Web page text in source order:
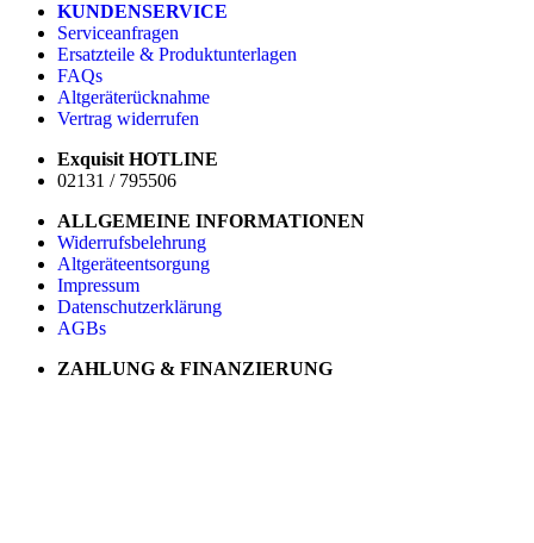
KUNDENSERVICE
Serviceanfragen
Ersatzteile & Produktunterlagen
FAQs
Altgeräterücknahme
Vertrag widerrufen
Exquisit HOTLINE
02131 / 795506
ALLGEMEINE INFORMATIONEN
Widerrufsbelehrung
Altgeräteentsorgung
Impressum
Datenschutzerklärung
AGBs
ZAHLUNG & FINANZIERUNG